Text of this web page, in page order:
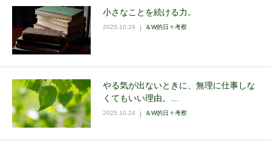
小さなことを続ける力。
2025.10.29 ＆W的日々考察
やる気が出ないときに、無理に仕事しな
くてもいい理由。…
2025.10.24 ＆W的日々考察